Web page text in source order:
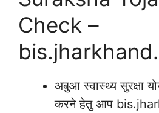
Check –
अबुआ स्वास्थ्य सुरक्षा
करने हेतु आप